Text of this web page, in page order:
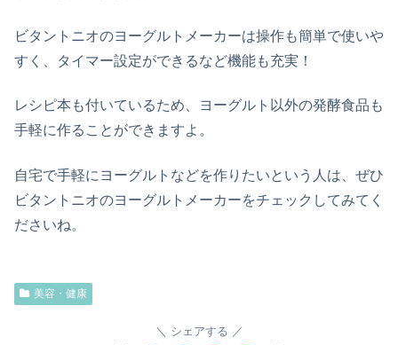
ビタントニオのヨーグルトメーカーは操作も簡単で使いや
すく、タイマー設定ができるなど機能も充実！
レシピ本も付いているため、ヨーグルト以外の発酵食品も
手軽に作ることができますよ。
自宅で手軽にヨーグルトなどを作りたいという人は、ぜひ
ビタントニオのヨーグルトメーカーをチェックしてみてく
ださいね。
美容・健康
シェアする